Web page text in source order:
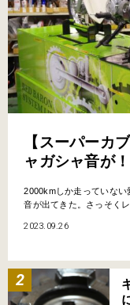
【スーパーカ
ャガシャ音が
2000kmしか走っていな
音が出てきた。さっそく
2023.09.26